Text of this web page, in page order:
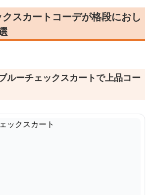
スカートコーデが格段におし
ルーチェックスカートで上品コー